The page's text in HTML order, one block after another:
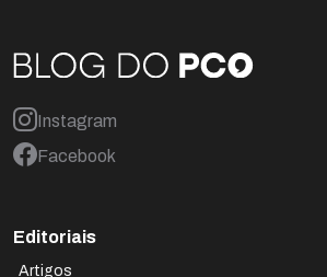
Instagram
Facebook
Editoriais
Artigos